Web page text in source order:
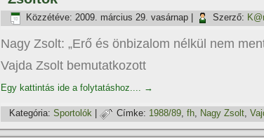
Közzétéve: 2009. március 29. vasárnap Szerző:
Nagy Zsolt: „Erő és önbizalom nélkül nem
Vajda Zsolt bemutatkozott
Egy kattintás ide a folytatáshoz.... →
Kategória: Sportolók Címke: 1988/89, fh, Nagy Zsolt,